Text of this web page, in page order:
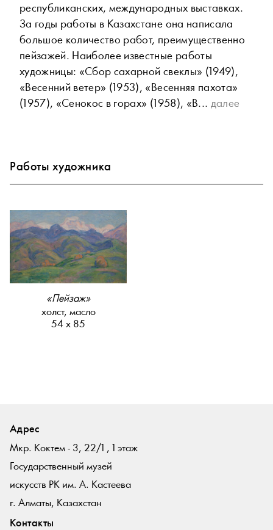
республиканских, международных выставках.
За годы работы в Казахстане она написала
большое количество работ, преимущественно
пейзажей. Наиболее известные работы
художницы: «Сбор сахарной свеклы» (1949),
«Весенний ветер» (1953), «Весенняя пахота»
(1957), «Сенокос в горах» (1958), «В... далее
Работы художника
«Пейзаж»
холст, масло
54 х 85
Адрес
Мкр. Коктем - 3, 22/1 , 1 этаж
Государственный музей
искусств РК им. А. Кастеева
г. Алматы, Казахстан
Контакты